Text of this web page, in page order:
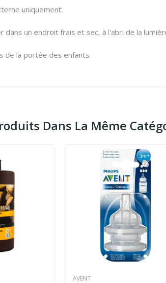
uniquement.
dans un endroit frais et sec, à l'abri de la
de la portée des enfants.
Dans La Même
AVENT